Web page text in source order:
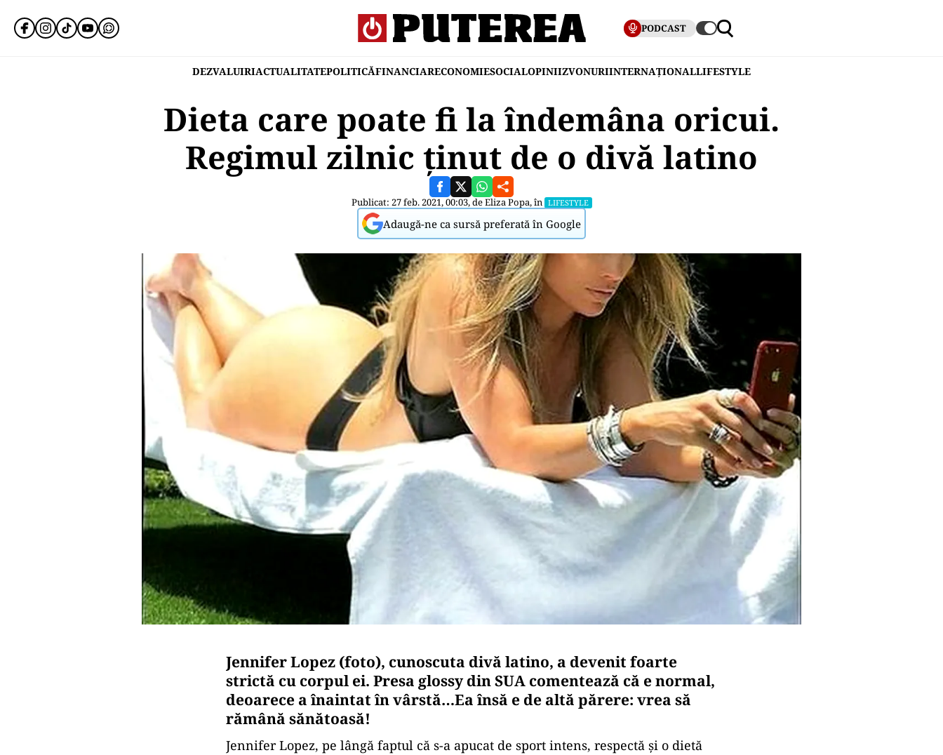
PODCAST
DEZVALUIRIACTUALITATEPOLITICĂFINANCIARECONOMIESOCIALOPINIIZVONURIINTERNAȚIONALLIFESTYLE
Dieta care poate fi la îndemâna oricui.
Regimul zilnic ținut de o divă latino
Publicat: 27 feb. 2021, 00:03, deEliza Popa, în LIFESTYLE
Adaugă-ne ca sursă preferată în Google
Jennifer Lopez (foto), cunoscuta divă latino, a devenit foarte
strictă cu corpul ei. Presa glossy din SUA comentează că e normal,
deoarece a înaintat în vârstă…Ea însă e de altă părere: vrea să
rămână sănătoasă!
Jennifer Lopez, pe lângă faptul că s-a apucat de sport intens, respectă și o dietă